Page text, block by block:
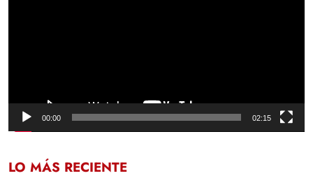
00:00 02:15
LO MÁS RECIENTE